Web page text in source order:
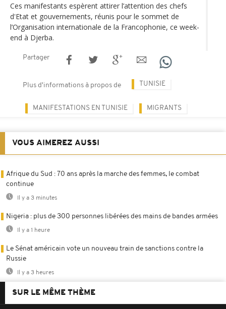
Ces manifestants espèrent attirer l’attention des chefs
d'Etat et gouvernements, réunis pour le sommet de
l’Organisation internationale de la Francophonie, ce week-
end à Djerba.
Partager
Plus d'informations à propos de TUNISIE
MANIFESTATIONS EN TUNISIE MIGRANTS
VOUS AIMEREZ AUSSI
Afrique du Sud : 70 ans après la marche des femmes, le combat
continue
Il y a 3 minutes
Nigeria : plus de 300 personnes libérées des mains de bandes armées
Il y a 1 heure
Le Sénat américain vote un nouveau train de sanctions contre la
Russie
Il y a 3 heures
SUR LE MÊME THÈME